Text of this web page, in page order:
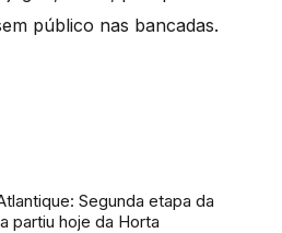
público nas bancadas.
Segunda etapa da
partiu hoje da Horta